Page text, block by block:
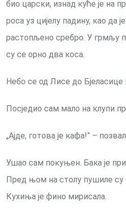
био царски, изнад куће је на
роса уз цијелу падину, као да
растопљено сребро. У грмљу
су се орно два коса.
Небо се од Лисе до Бјеласице
Посједио сам мало на клупи
„Ајде, готова је кафа!” –
Ушао сам покуњен. Бака је
Пред њом на столу пушиле
Кухиња је фино мирисала.